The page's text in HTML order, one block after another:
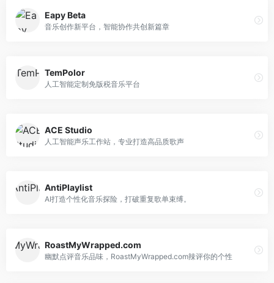
Eapy Beta
音乐创作新平台，智能协作共创新篇章
TemPolor
人工智能定制免版税音乐平台
ACE Studio
人工智能声乐工作站，专业打造高品质歌声
AntiPlaylist
AI打造个性化音乐探险，打破重复歌单束缚。
RoastMyWrapped.com
幽默点评音乐品味，RoastMyWrapped.com辣评你的个性